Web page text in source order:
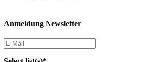
Anmeldung Newsletter